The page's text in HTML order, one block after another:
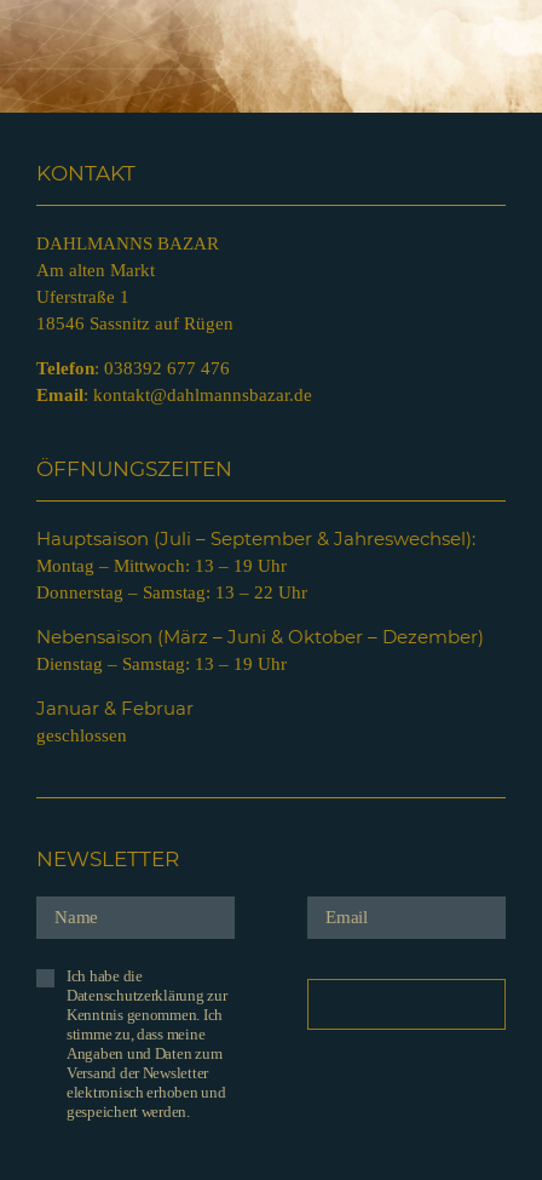
KONTAKT
DAHLMANNS BAZAR
Am alten Markt
Uferstraße 1
18546 Sassnitz auf Rügen
Telefon: 038392 677 476
Email: kontakt@dahlmannsbazar.de
ÖFFNUNGSZEITEN
Hauptsaison (Juli – September & Jahreswechsel):
Montag – Mittwoch: 13 – 19 Uhr
Donnerstag – Samstag: 13 – 22 Uhr
Nebensaison (März – Juni & Oktober – Dezember)
Dienstag – Samstag: 13 – 19 Uhr
Januar & Februar
geschlossen
NEWSLETTER
Ich habe die
Datenschutzerklärung zur
Kenntnis genommen. Ich
stimme zu, dass meine
Angaben und Daten zum
Versand der Newsletter
elektronisch erhoben und
gespeichert werden.